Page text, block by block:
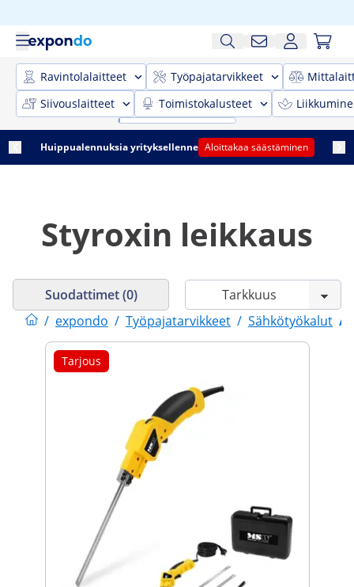
Ravintolalaitteet Työpajatarvikkeet
Siivouslaitteet
Toimistokalusteet
Huippualennuksia yrityksellenne Aloittakaa säästäminen
Styroxin leikkaus
/ expondo / Työpajatarvikkeet / Sähkötyökalut /
Suodattimet (0)
Tarjous